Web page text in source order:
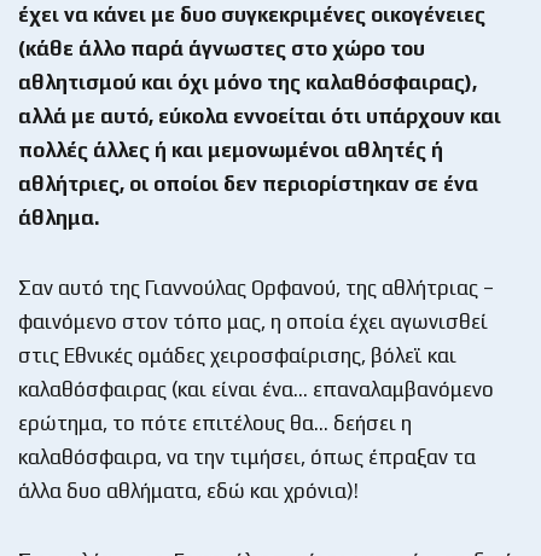
έχει να κάνει με δυο συγκεκριμένες οικογένειες
(κάθε άλλο παρά άγνωστες στο χώρο του
αθλητισμού και όχι μόνο της καλαθόσφαιρας),
αλλά με αυτό, εύκολα εννοείται ότι υπάρχουν και
πολλές άλλες ή και μεμονωμένοι αθλητές ή
αθλήτριες, οι οποίοι δεν περιορίστηκαν σε ένα
άθλημα.
Σαν αυτό της Γιαννούλας Ορφανού, της αθλήτριας –
φαινόμενο στον τόπο μας, η οποία έχει αγωνισθεί
στις Εθνικές ομάδες χειροσφαίρισης, βόλεϊ και
καλαθόσφαιρας (και είναι ένα… επαναλαμβανόμενο
ερώτημα, το πότε επιτέλους θα… δεήσει η
καλαθόσφαιρα, να την τιμήσει, όπως έπραξαν τα
άλλα δυο αθλήματα, εδώ και χρόνια)!